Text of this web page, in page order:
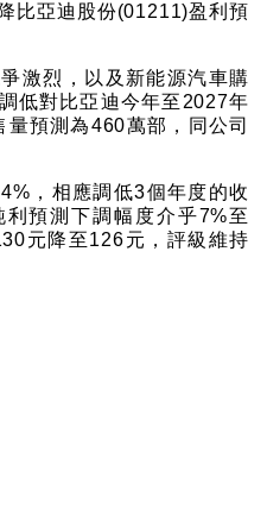
比亞迪股份(01211)盈利預
激烈，以及新能源汽車購
低對比亞迪今年至2027年
預測為460萬部，同公司
，相應調低3個年度的收
預測下調幅度介乎7%至
元降至126元，評級維持